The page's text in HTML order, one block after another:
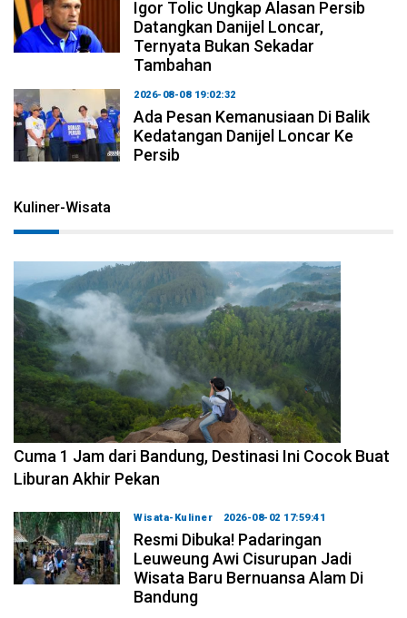
Igor Tolic Ungkap Alasan Persib
Datangkan Danijel Loncar,
Ternyata Bukan Sekadar
Tambahan
2026-08-08 19:02:32
Ada Pesan Kemanusiaan Di Balik
Kedatangan Danijel Loncar Ke
Persib
Kuliner-Wisata
2026-08-07 15:00:00
Cuma 1 Jam dari Bandung, Destinasi Ini Cocok Buat
Liburan Akhir Pekan
Wisata-Kuliner 2026-08-02 17:59:41
Resmi Dibuka! Padaringan
Leuweung Awi Cisurupan Jadi
Wisata Baru Bernuansa Alam Di
Bandung